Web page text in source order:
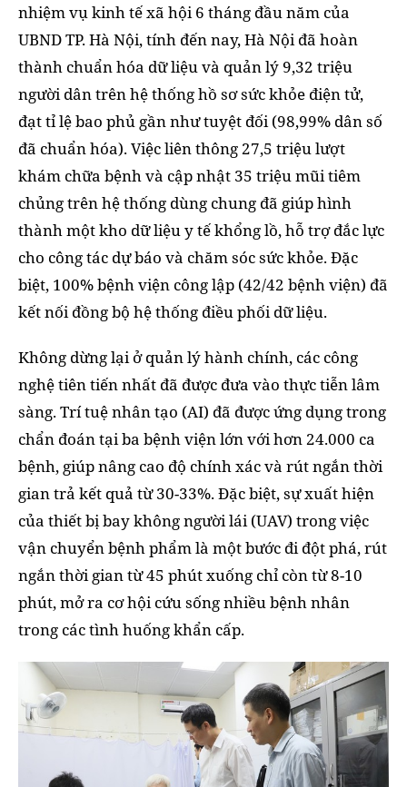
nhiệm vụ kinh tế xã hội 6 tháng đầu năm của
UBND TP. Hà Nội, tính đến nay, Hà Nội đã hoàn
thành chuẩn hóa dữ liệu và quản lý 9,32 triệu
người dân trên hệ thống hồ sơ sức khỏe điện tử,
đạt tỉ lệ bao phủ gần như tuyệt đối (98,99% dân số
đã chuẩn hóa). Việc liên thông 27,5 triệu lượt
khám chữa bệnh và cập nhật 35 triệu mũi tiêm
chủng trên hệ thống dùng chung đã giúp hình
thành một kho dữ liệu y tế khổng lồ, hỗ trợ đắc lực
cho công tác dự báo và chăm sóc sức khỏe. Đặc
biệt, 100% bệnh viện công lập (42/42 bệnh viện) đã
kết nối đồng bộ hệ thống điều phối dữ liệu.
Không dừng lại ở quản lý hành chính, các công
nghệ tiên tiến nhất đã được đưa vào thực tiễn lâm
sàng. Trí tuệ nhân tạo (AI) đã được ứng dụng trong
chẩn đoán tại ba bệnh viện lớn với hơn 24.000 ca
bệnh, giúp nâng cao độ chính xác và rút ngắn thời
gian trả kết quả từ 30-33%. Đặc biệt, sự xuất hiện
của thiết bị bay không người lái (UAV) trong việc
vận chuyển bệnh phẩm là một bước đi đột phá, rút
ngắn thời gian từ 45 phút xuống chỉ còn từ 8-10
phút, mở ra cơ hội cứu sống nhiều bệnh nhân
trong các tình huống khẩn cấp.